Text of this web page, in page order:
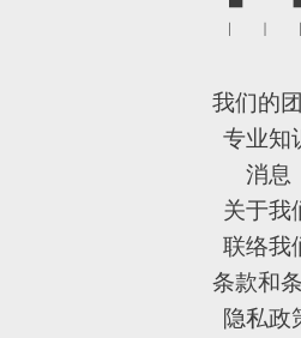
我们的
专业知
消息
关于我
联络我
条款和
隐私政